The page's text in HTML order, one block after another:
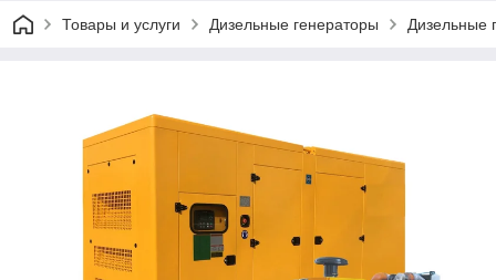
Товары и услуги Дизельные генераторы Дизельные